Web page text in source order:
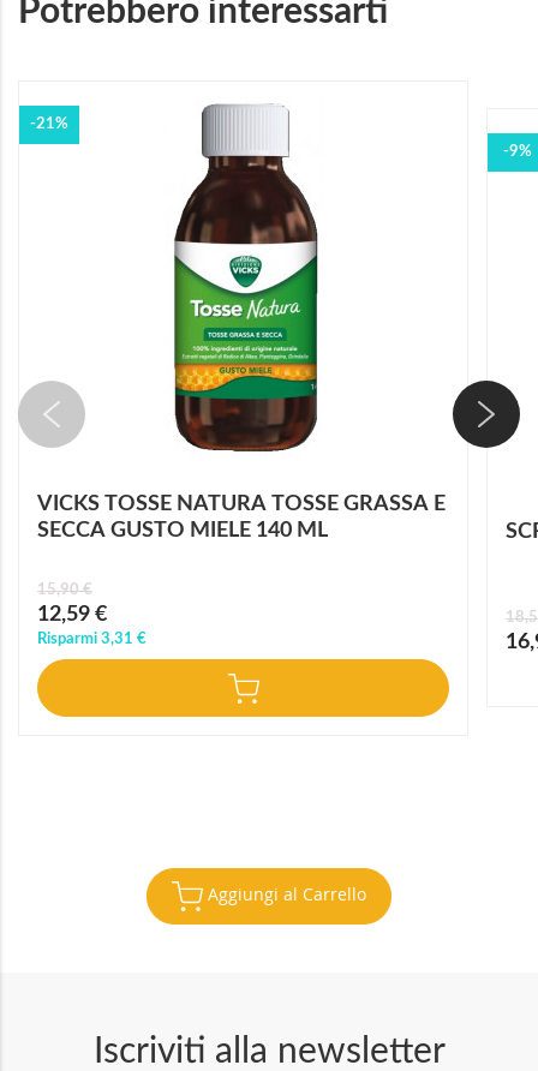
Potrebbero interessarti
-21%
VICKS TOSSE NATURA TOSSE GRASSA E
SECCA GUSTO MIELE 140 ML
Prezzo
speciale
12,59 €
15,90 €
Risparmi 3,31 €
-9%
Aggiungi al Carrello
Iscriviti alla newsletter